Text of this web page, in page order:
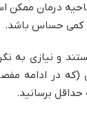
درمان ممکن
کمی حساس باشد.
و نیازی به
(که در ادامه
حداقل برسانید.